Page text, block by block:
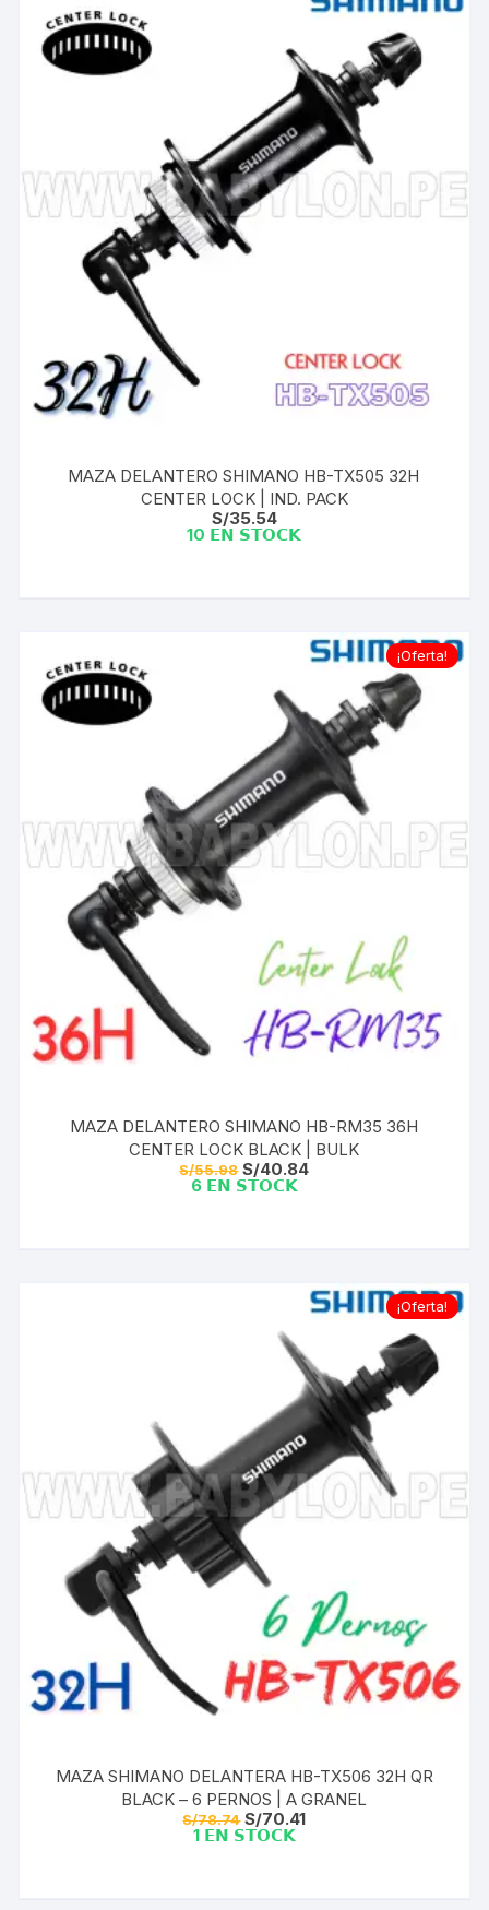
MAZA DELANTERO SHIMANO HB-TX505 32H
CENTER LOCK | IND. PACK
S/35.54
10 𝗘𝗡 𝗦𝗧𝗢𝗖𝗞
¡Oferta!
MAZA DELANTERO SHIMANO HB-RM35 36H
CENTER LOCK BLACK | BULK
S/55.98 El
precio
S/40.84El
6 𝗘𝗡 𝗦𝗧𝗢𝗖𝗞
¡Oferta!
MAZA SHIMANO DELANTERA HB-TX506 32H QR
BLACK – 6 PERNOS | A GRANEL
S/78.74 El
precio
S/70.41El
1 𝗘𝗡 𝗦𝗧𝗢𝗖𝗞